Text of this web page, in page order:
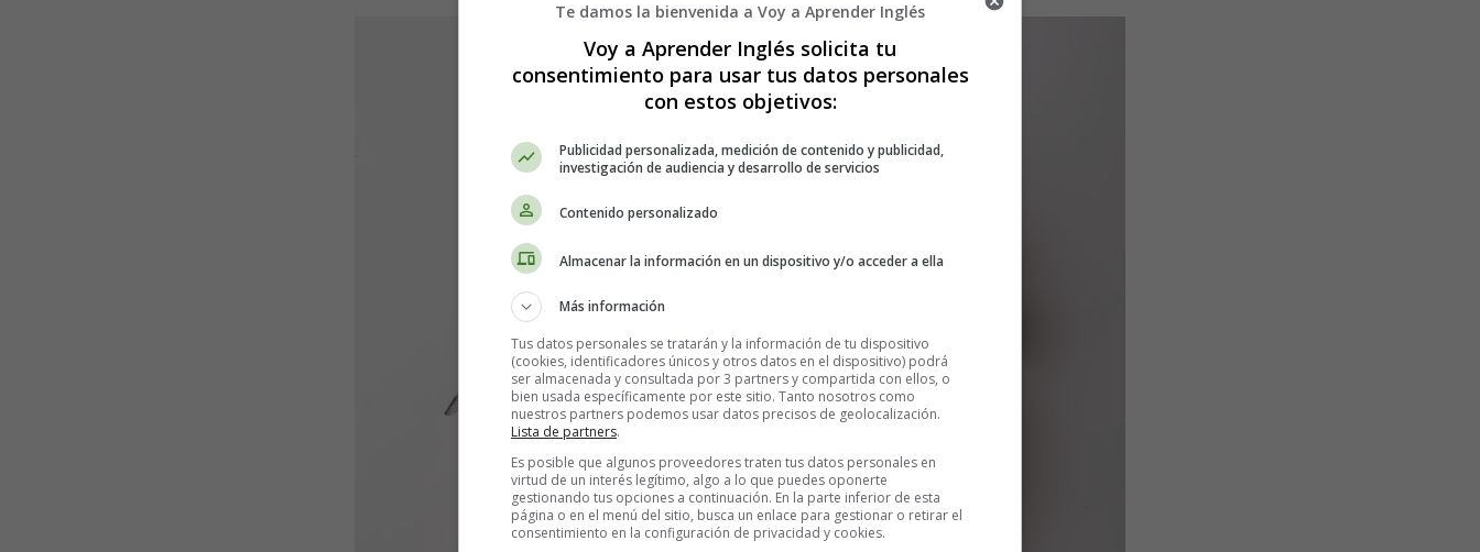
Te damos la bienvenida a Voy a Aprender Inglés
Voy a Aprender Inglés solicita tu
consentimiento para usar tus datos personales
con estos objetivos:
Publicidad personalizada, medición de contenido y publicidad,
investigación de audiencia y desarrollo de servicios
Contenido personalizado
Almacenar la información en un dispositivo y/o acceder a ella
Más información
Tus datos personales se tratarán y la información de tu dispositivo
(cookies, identificadores únicos y otros datos en el dispositivo) podrá
ser almacenada y consultada por 3 partners y compartida con ellos, o
bien usada específicamente por este sitio. Tanto nosotros como
nuestros partners podemos usar datos precisos de geolocalización.
Lista de partners.
Es posible que algunos proveedores traten tus datos personales en
virtud de un interés legítimo, algo a lo que puedes oponerte
gestionando tus opciones a continuación. En la parte inferior de esta
página o en el menú del sitio, busca un enlace para gestionar o retirar el
consentimiento en la configuración de privacidad y cookies.